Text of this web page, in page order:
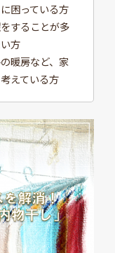
困っている方
することが多
方
暖房など、家
えている方